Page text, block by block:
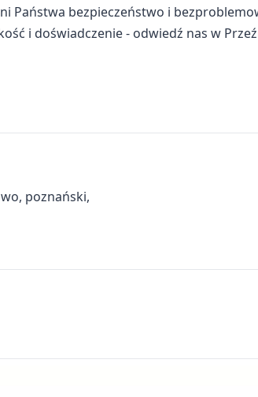
Państwa bezpieczeństwo i
i doświadczenie - odwiedź nas w
poznański,